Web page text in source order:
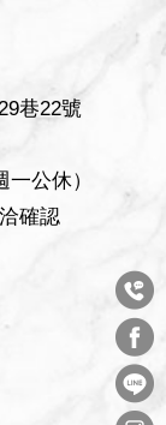
巷22號
公休）
確認